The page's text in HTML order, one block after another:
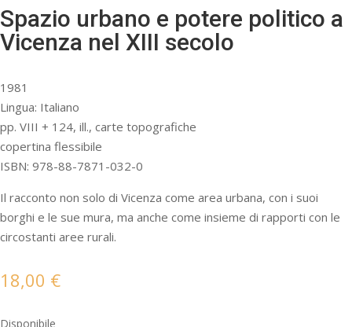
Spazio urbano e potere politico a
Vicenza nel XIII secolo
1981
Lingua: Italiano
pp. VIII + 124, ill., carte topografiche
copertina flessibile
ISBN: 978-88-7871-032-0
Il racconto non solo di Vicenza come area urbana, con i suoi
borghi e le sue mura, ma anche come insieme di rapporti con le
circostanti aree rurali.
18,00 €
Disponibile